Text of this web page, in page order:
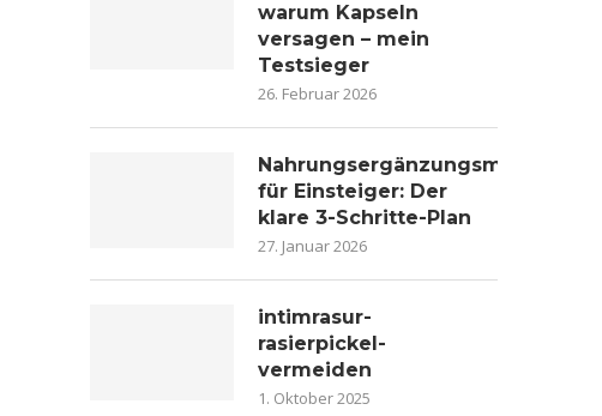
warum Kapseln
versagen – mein
Testsieger
26. Februar 2026
Nahrungsergänzungsmittel
für Einsteiger: Der
klare 3-Schritte-Plan
27. Januar 2026
intimrasur-
rasierpickel-
vermeiden
1. Oktober 2025